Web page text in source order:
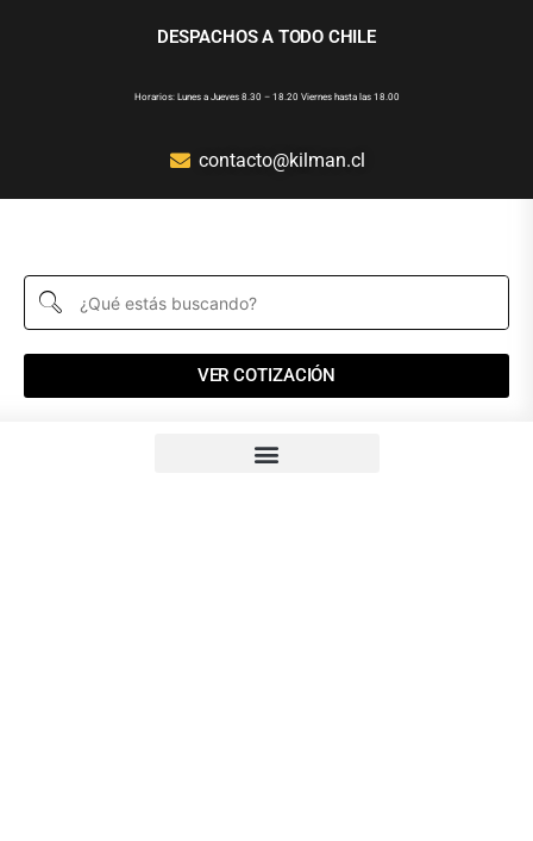
DESPACHOS A TODO CHILE
Horarios: Lunes a Jueves 8.30 – 18.20 Viernes hasta las 18.00
contacto@kilman.cl
VER COTIZACIÓN